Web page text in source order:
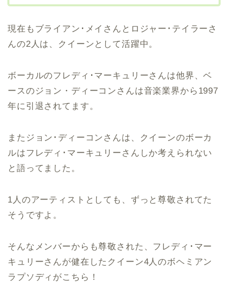
現在もブライアン･メイさんとロジャー･テイラーさ
んの2人は、クイーンとして活躍中。
ボーカルのフレディ･マーキュリーさんは他界、ベ
ースのジョン・ディーコンさんは音楽業界から1997
年に引退されてます。
またジョン･ディーコンさんは、クイーンのボーカ
ルはフレディ･マーキュリーさんしか考えられない
と語ってました。
1人のアーティストとしても、ずっと尊敬されてた
そうですよ。
そんなメンバーからも尊敬された、フレディ･マー
キュリーさんが健在したクイーン4人のボヘミアン
ラプソディがこちら！